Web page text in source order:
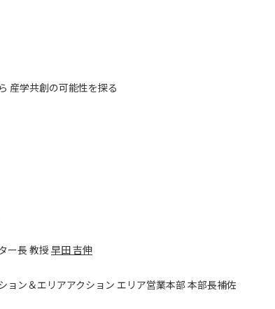
産学共創の可能性を探る
教授 早田 吉伸
エリアアクション エリア営業本部 本部長補佐